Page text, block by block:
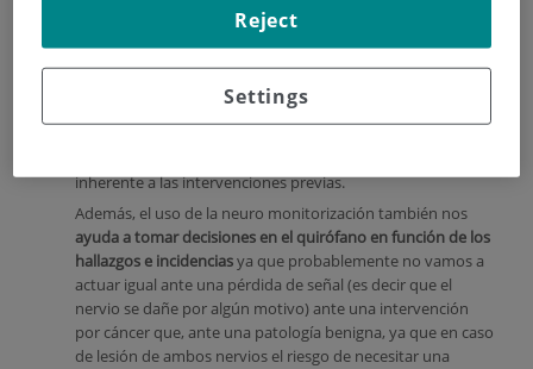
parámetros que se reflejan en un monitor. Gracias a este
que hemos localizado es el NLR y que se encuentra
Esto que esútil en toda cirugía cervical
mayor importancia en cirugías extensas por cáncer o
inherente a las intervenciones previas.
Además, el uso de la neuro monitorización también nos
ayuda a tomar decisiones en el quirófano en función de los
hallazgos e incidenciasya que probablemente no vamos a
actuar igual ante una pérdida de señal (es decir que el
nervio se dañe por algún motivo) ante una intervención
por cáncer que, ante una patología benigna, ya que en caso
de lesión de ambos nervios el riesgo de necesitar una
Settings
Reject